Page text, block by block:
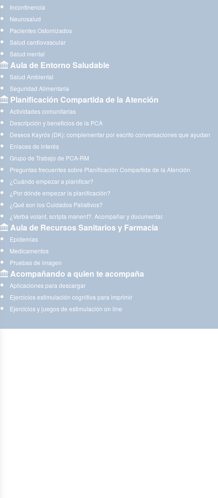
Incontinencia
Neurosalud
Pacientes Ostomizados
Salud cardiovascular
Salud mental
Aula de Entorno Saludable
Salud Ambiental
Seguridad Alimentaria
Planificación Compartida de la Atención
Actividades comunitarias
Descripción y beneficios de la PCA
Deseos Kayrós (DK): complementar por escrito conversaciones que ayudan
Enlaces de interés
Grupo de Trabajo de PCA-RM
Preguntas frecuentes sobre Planificación Compartida de la Atención
¿Cuándo empezar a planificar?
¿Por dónde empezar la planificación?
¿Qué son los Cuidados Paliativos?
¿Verba volant, scripta manent?. Acompañar y documentar.
Aula de Recursos Sanitarios y Farmacia
Epidemias
Medicamentos
Pruebas de imagen
Acompañando a quien te acompaña
Aplicaciones para descargar
Ejercicios estimulación cognitiva para imprimir
Ejercicios y juegos de estimulación on line